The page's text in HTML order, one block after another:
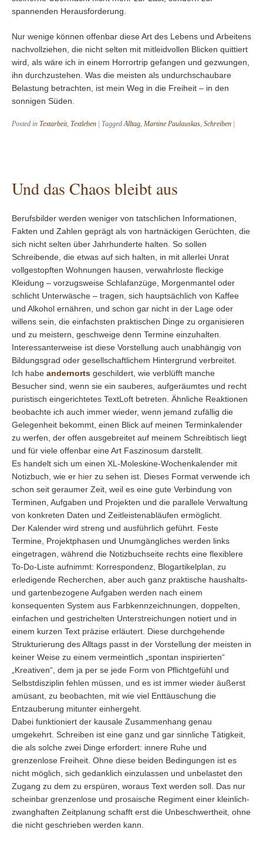
spannenden Herausforderung.
Nur wenige können offenbar diese Art des Lebens und Arbeitens
nachvollziehen, die nicht selten mit mitleidvollen Blicken quittiert
wird, als wäre ich in einem Horrortrip gefangen und gezwungen,
ihn durchzustehen. Was die meisten als undurchschaubare
Belastung betrachten, ist mein Weg in die Freiheit – in den
sonnigen Süden.
Posted in Textarbeit, Textleben TaggedAlltag, Martine Paulauskas, Schreiben
Und das Chaos bleibt aus
Berufsbilder werden weniger von tatschlichen Informationen,
Fakten und Zahlen geprägt als von hartnäckigen Gerüchten, die
sich nicht selten über Jahrhunderte halten. So sollen
Schreibende, die etwas auf sich halten, in mit allerlei Unrat
vollgestopften Wohnungen hausen, verwahrloste fleckige
Kleidung – vorzugsweise Schlafanzüge, Morgenmantel oder
schlicht Unterwäsche – tragen, sich hauptsächlich von Kaffee
und Alkohol ernähren, und schon gar nicht in der Lage oder
willens sein, die einfachsten praktischen Dinge zu organisieren
und zu meistern, geschweige denn Termine einzuhalten.
Interessanterweise ist diese Vorstellung auch unabhängig von
Bildungsgrad oder gesellschaftlichem Hintergrund verbreitet.
Ich habe andernorts geschildert, wie verblüfft manche
Besucher sind, wenn sie ein sauberes, aufgeräumtes und recht
puristisch eingerichtetes TextLoft betreten. Ähnliche Reaktionen
beobachte ich auch immer wieder, wenn jemand zufällig die
Gelegenheit bekommt, einen Blick auf meinen Terminkalender
zu werfen, der offen ausgebreitet auf meinem Schreibtisch liegt
und für viele offenbar eine Art Faszinosum darstellt.
Es handelt sich um einen XL-Moleskine-Wochenkalender mit
Notizbuch, wie er hier zu sehen ist. Dieses Format verwende ich
schon seit geraumer Zeit, weil es eine gute Verbindung von
Terminen, Aufgaben und Projekten und die parallele Verwaltung
von konkreten Daten und Zeitleistenabläufen ermöglicht.
Der Kalender wird streng und ausführlich geführt. Feste
Termine, Projektphasen und Unumgängliches werden links
eingetragen, während die Notizbuchseite rechts eine flexiblere
To-Do-Liste aufnimmt: Korrespondenz, Blogartikelplan, zu
erledigende Recherchen, aber auch ganz praktische haushalts-
und gartenbezogene Aufgaben werden nach einem
konsequenten System aus Farbkennzeichnungen, doppelten,
einfachen und gestrichelten Unterstreichungen notiert und in
einem kurzen Text präzise erläutert. Diese durchgehende
Strukturierung des Alltags passt in der Vorstellung der meisten in
keiner Weise zu einem vermeintlich „spontan inspirierten“
„Kreativen“, dem ja per se jede Form von Pflichtgefühl und
Selbstdisziplin fehlen müssen, und es ist immer wieder äußerst
amüsant, zu beobachten, mit wie viel Enttäuschung die
Entzauberung mitunter einhergeht.
Dabei funktioniert der kausale Zusammenhang genau
umgekehrt. Schreiben ist eine ganz und gar sinnliche Tätigkeit,
die als solche zwei Dinge erfordert: innere Ruhe und
grenzenlose Freiheit. Ohne diese beiden Bedingungen ist es
nicht möglich, sich gedanklich einzulassen und unbelastet den
Zugang zu dem zu erspüren, woraus Text werden soll. Das nur
scheinbar grenzenlose und prosaische Regiment einer kleinlich-
zwanghaften Zeitplanung schafft erst die Unbeschwertheit, ohne
die nicht geschrieben werden kann.